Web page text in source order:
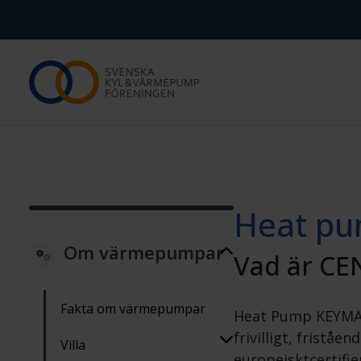
FAQ
Press
Våra
Om värmepumpar
Fakta om värmepumpar
Villa
Heat
Vad är
Heat Pump
frivilligt,